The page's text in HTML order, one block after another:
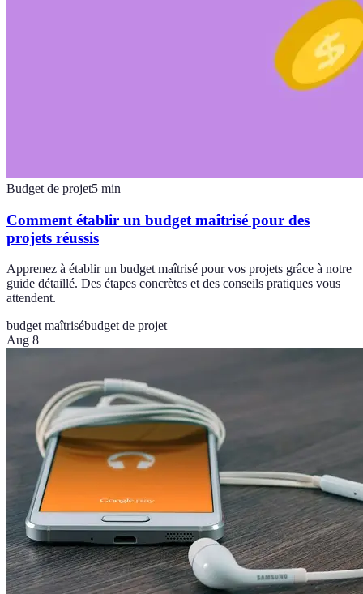
Budget de projet5 min
Comment établir un budget maîtrisé pour des
projets réussis
Apprenez à établir un budget maîtrisé pour vos projets grâce à notre
guide détaillé. Des étapes concrètes et des conseils pratiques vous
attendent.
budget maîtrisébudget de projet
Aug 8